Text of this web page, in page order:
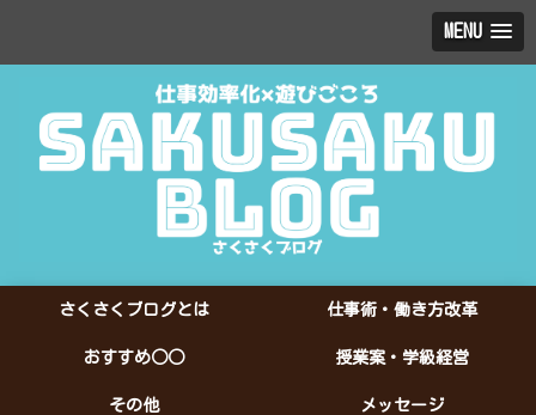
MENU
さくさくブログとは 仕事術・働き方改革
おすすめ○○ 授業案・学級経営
その他 メッセージ